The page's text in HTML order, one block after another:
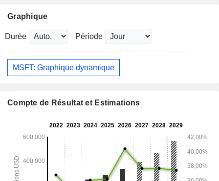
Graphique
Durée Période
MSFT: Graphique dynamique
Compte de Résultat et Estimations